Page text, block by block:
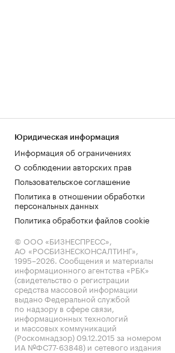
Юридическая информация
Информация об ограничениях
О соблюдении авторских прав
Пользовательское соглашение
Политика в отношении обработки
персональных данных
Политика обработки файлов cookie
© ООО «БИЗНЕСПРЕСС»,
АО «РОСБИЗНЕСКОНСАЛТИНГ»,
1995–2026. Сообщения и материалы
информационного агентства «РБК»
(свидетельство о регистрации
средства массовой информации
выдано Федеральной службой
по надзору в сфере связи,
информационных технологий
и массовых коммуникаций
(Роскомнадзор) 09.12.2015 за номером
ИА №ФС77-63848) и сетевого издания